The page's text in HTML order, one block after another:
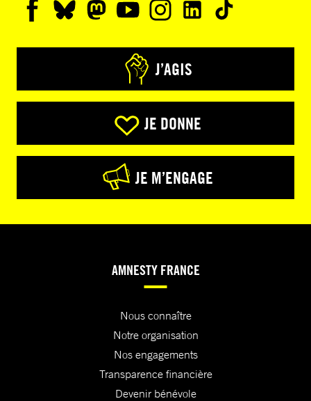
J’AGIS
JE DONNE
JE M’ENGAGE
AMNESTY FRANCE
Nous connaître
Notre organisation
Nos engagements
Transparence financière
Devenir bénévole